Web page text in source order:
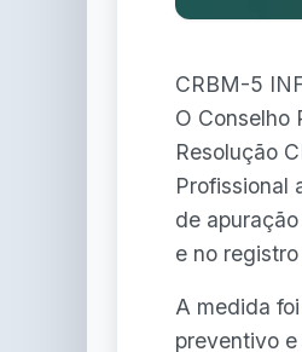
CRBM-5
O Conselho
Resolução
Profissional
de
e no
A medida
preventivo